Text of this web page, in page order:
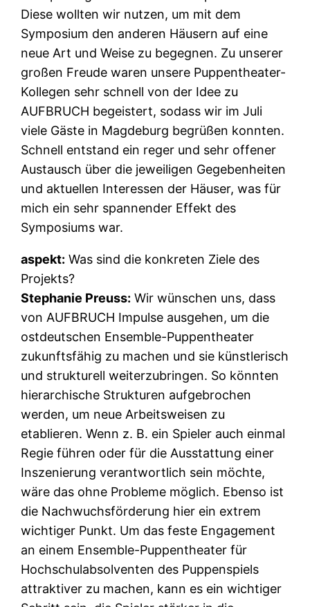
Diese wollten wir nutzen, um mit dem
Symposium den anderen Häusern auf eine
neue Art und Weise zu begegnen. Zu unserer
großen Freude waren unsere Puppentheater-
Kollegen sehr schnell von der Idee zu
AUFBRUCH begeistert, sodass wir im Juli
viele Gäste in Magdeburg begrüßen konnten.
Schnell entstand ein reger und sehr offener
Austausch über die jeweiligen Gegebenheiten
und aktuellen Interessen der Häuser, was für
mich ein sehr spannender Effekt des
Symposiums war.
aspekt: Was sind die konkreten Ziele des
Projekts?
Stephanie Preuss: Wir wünschen uns, dass
von AUFBRUCH Impulse ausgehen, um die
ostdeutschen Ensemble-Puppentheater
zukunftsfähig zu machen und sie künstlerisch
und strukturell weiterzubringen. So könnten
hierarchische Strukturen aufgebrochen
werden, um neue Arbeitsweisen zu
etablieren. Wenn z. B. ein Spieler auch einmal
Regie führen oder für die Ausstattung einer
Inszenierung verantwortlich sein möchte,
wäre das ohne Probleme möglich. Ebenso ist
die Nachwuchsförderung hier ein extrem
wichtiger Punkt. Um das feste Engagement
an einem Ensemble-Puppentheater für
Hochschulabsolventen des Puppenspiels
attraktiver zu machen, kann es ein wichtiger